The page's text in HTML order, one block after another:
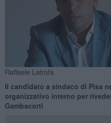
Raffaele Latrofa
Il candidato a sindaco di Pisa
organizzativo interno per
Gambacorti